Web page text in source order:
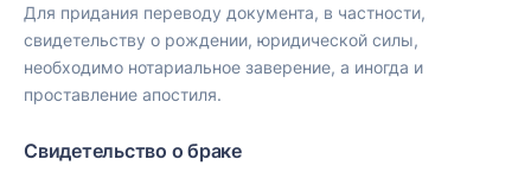
Для придания переводу документа, в частности,
свидетельству о рождении, юридической силы,
необходимо нотариальное заверение, а иногда и
проставление апостиля.
Свидетельство о браке